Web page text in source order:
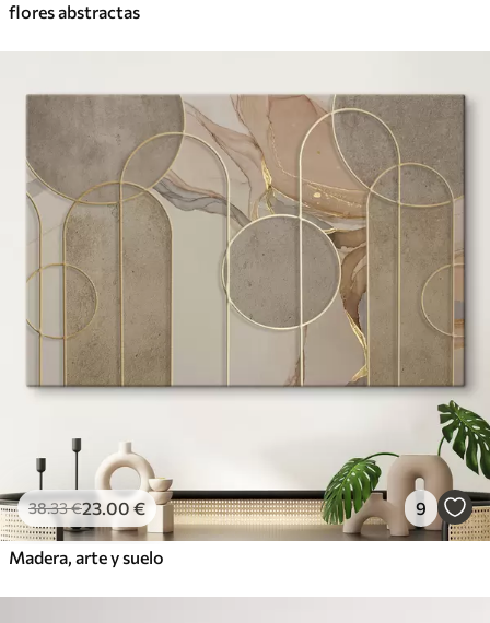
flores abstractas
38.33€23.00 € 9
Madera, arte y suelo